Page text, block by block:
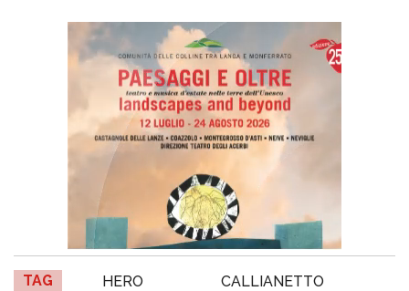
TAG HERO
CALLIANETTO